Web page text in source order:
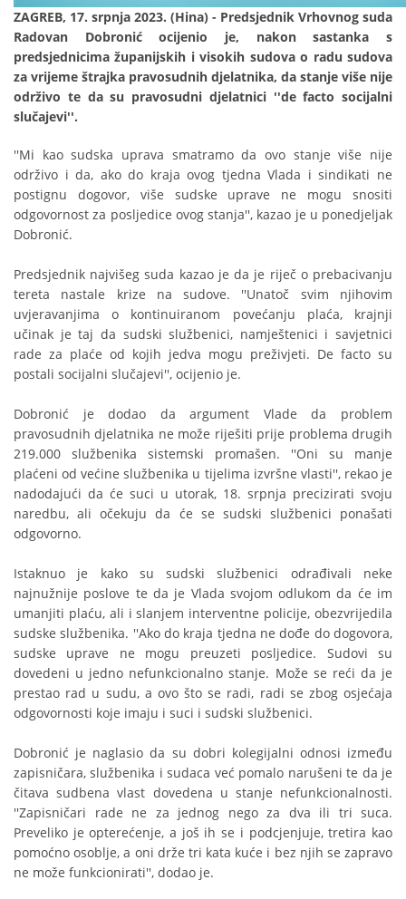
ZAGREB, 17. srpnja 2023. (Hina) - Predsjednik Vrhovnog suda
Radovan Dobronić ocijenio je, nakon sastanka s
predsjednicima županijskih i visokih sudova o radu sudova
za vrijeme štrajka pravosudnih djelatnika, da stanje više nije
održivo te da su pravosudni djelatnici ''de facto socijalni
slučajevi''.
''Mi kao sudska uprava smatramo da ovo stanje više nije
održivo i da, ako do kraja ovog tjedna Vlada i sindikati ne
postignu dogovor, više sudske uprave ne mogu snositi
odgovornost za posljedice ovog stanja'', kazao je u ponedjeljak
Dobronić.
Predsjednik najvišeg suda kazao je da je riječ o prebacivanju
tereta nastale krize na sudove. ''Unatoč svim njihovim
uvjeravanjima o kontinuiranom povećanju plaća, krajnji
učinak je taj da sudski službenici, namještenici i savjetnici
rade za plaće od kojih jedva mogu preživjeti. De facto su
postali socijalni slučajevi'', ocijenio je.
Dobronić je dodao da argument Vlade da problem
pravosudnih djelatnika ne može riješiti prije problema drugih
219.000 službenika sistemski promašen. ''Oni su manje
plaćeni od većine službenika u tijelima izvršne vlasti'', rekao je
nadodajući da će suci u utorak, 18. srpnja precizirati svoju
naredbu, ali očekuju da će se sudski službenici ponašati
odgovorno.
Istaknuo je kako su sudski službenici odrađivali neke
najnužnije poslove te da je Vlada svojom odlukom da će im
umanjiti plaću, ali i slanjem interventne policije, obezvrijedila
sudske službenika. ''Ako do kraja tjedna ne dođe do dogovora,
sudske uprave ne mogu preuzeti posljedice. Sudovi su
dovedeni u jedno nefunkcionalno stanje. Može se reći da je
prestao rad u sudu, a ovo što se radi, radi se zbog osjećaja
odgovornosti koje imaju i suci i sudski službenici.
Dobronić je naglasio da su dobri kolegijalni odnosi između
zapisničara, službenika i sudaca već pomalo narušeni te da je
čitava sudbena vlast dovedena u stanje nefunkcionalnosti.
''Zapisničari rade ne za jednog nego za dva ili tri suca.
Preveliko je opterećenje, a još ih se i podcjenjuje, tretira kao
pomoćno osoblje, a oni drže tri kata kuće i bez njih se zapravo
ne može funkcionirati'', dodao je.